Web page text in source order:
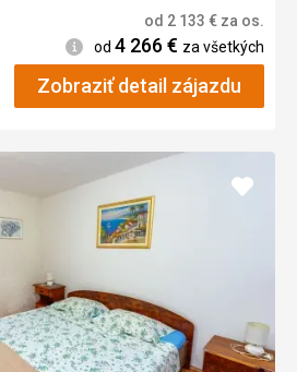
od 2 133 € za os.
Informácie
od 4 266€ za všetkých
Zobraziť detail zájazdu
Pridať